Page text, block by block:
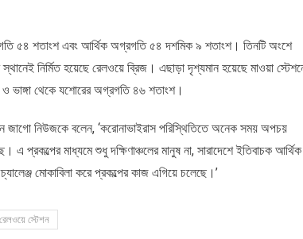
৫৪ শতাংশ এবং আর্থিক অগ্রগতি ৫৪ দশমিক ৯ শতাংশ। তিনটি অংশে
নির্মিত হয়েছে রেলওয়ে ব্রিজ। এছাড়া দৃশ্যমান হয়েছে মাওয়া
ভাঙ্গা থেকে যশোরের অগ্রগতি ৪৬ শতাংশ।
জাগো নিউজকে বলেন, ‘করোনাভাইরাস পরিস্থিতিতে অনেক সময় অপচয়
প্রকল্পের মাধ্যমে শুধু দক্ষিণাঞ্চলের মানুষ না, সারাদেশে ইতিবাচক আর্থিক
মোকাবিলা করে প্রকল্পের কাজ এগিয়ে চলেছে।’
স্টেশন